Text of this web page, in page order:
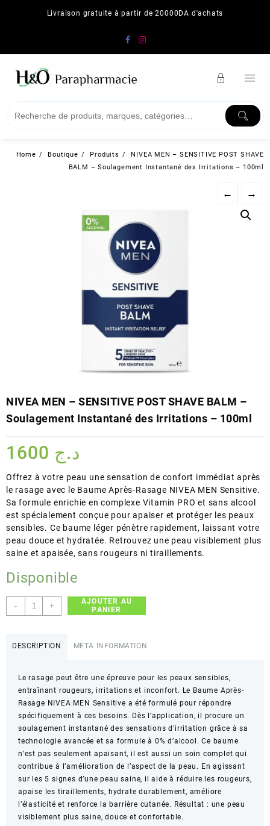
Livraison gratuite à partir de 20000DA d'achats
Home Boutique Produits
NIVEA MEN – SENSITIVE POST SHAVE
BALM – Soulagement Instantané des Irritations – 100ml
← →
NIVEA MEN – SENSITIVE POST SHAVE BALM –
Soulagement Instantané des Irritations – 100ml
د.ج
Offrez à votre peau une sensation de confort immédiat après
le rasage avec le Baume Après-Rasage NIVEA MEN Sensitive.
Sa formule enrichie en complexe Vitamin PRO et sans alcool
est spécialement conçue pour apaiser et protéger les peaux
sensibles. Ce baume léger pénètre rapidement, laissant votre
peau douce et hydratée. Retrouvez une peau visiblement plus
saine et apaisée, sans rougeurs ni tiraillements.
Disponible
-
quantité
de
POST
SHAVE
BALM
–
Soulagement
Instantané
des
Irritations
–
100ml
+
AJOUTER AU
PANIER
DESCRIPTION META INFORMATION
Le rasage peut être une épreuve pour les peaux sensibles,
entraînant rougeurs, irritations et inconfort. Le Baume Après-
Rasage NIVEA MEN Sensitive a été formulé pour répondre
spécifiquement à ces besoins. Dès l’application, il procure un
soulagement instantané des sensations d’irritation grâce à sa
technologie avancée et sa formule à 0% d’alcool. Ce baume
n’est pas seulement apaisant, il est aussi un soin complet qui
contribue à l’amélioration de l’aspect de la peau. En agissant
sur les 5 signes d’une peau saine, il aide à réduire les rougeurs,
apaise les tiraillements, hydrate durablement, améliore
l’élasticité et renforce la barrière cutanée. Résultat : une peau
visiblement plus saine, douce et confortable.